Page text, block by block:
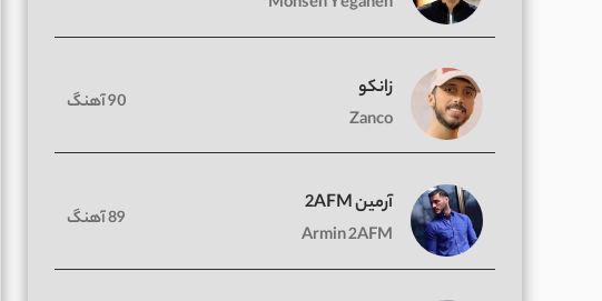
زانکو
Zanco
90 آهنگ
آرمین 2AFM
Armin 2AFM
89 آهنگ